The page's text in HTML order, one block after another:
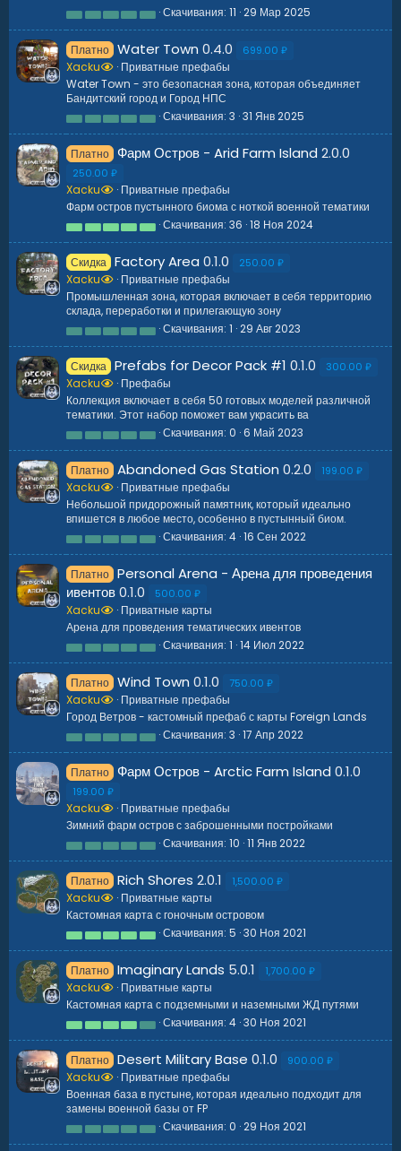
0
.
0
з
в
ё
з
д
Скачивания 11 29 Мар 2025
Платно Water Town 0.4.0 699.00 ₽
Xacku
Приватные префабы
Water Town - это безопасная зона, которая объединяет
Бандитский город и Город НПС
0
.
0
ё
з
Скачивания 3 31 Янв 2025
Платно Фарм Остров - Arid Farm Island 2.0.0
250.00 ₽
Xacku
Приватные префабы
Фарм остров пустынного биома с ноткой военной тематики
5
.
0
з
в
ё
з
д
Скачивания 36 18 Ноя 2024
Скидка Factory Area 0.1.0 250.00 ₽
Xacku
Приватные префабы
Промышленная зона, которая включает в себя территорию
склада, переработки и прилегающую зону
0
.
0
з
в
ё
з
д
Скачивания 1 29 Авг 2023
Скидка Prefabs for Decor Pack #1 0.1.0 300.00 ₽
Xacku
Префабы
Коллекция включает в себя 50 готовых моделей различной
тематики. Этот набор поможет вам украсить ва
0
.
0
з
в
ё
з
д
Скачивания 0 6 Май 2023
Платно Abandoned Gas Station 0.2.0 199.00 ₽
Xacku
Приватные префабы
Небольшой придорожный памятник, который идеально
впишется в любое место, особенно в пустынный биом.
0
.
0
з
в
ё
з
д
Скачивания 4 16 Сен 2022
Платно Personal Arena - Арена для проведения
ивентов0.1.0 500.00 ₽
Xacku
Приватные карты
Арена для проведения тематических ивентов
0
.
0
з
в
ё
з
д
Скачивания 1 14 Июл 2022
Платно Wind Town 0.1.0 750.00 ₽
Xacku
Приватные префабы
Город Ветров - кастомный префаб с карты Foreign Lands
0
.
0
ё
з
д
Скачивания 3 17 Апр 2022
Платно Фарм Остров - Arctic Farm Island 0.1.0
199.00 ₽
Xacku
Приватные префабы
Зимний фарм остров с заброшенными постройками
0
.
0
з
в
ё
з
д
Скачивания 10 11 Янв 2022
Платно Rich Shores 2.0.1 1,500.00 ₽
Xacku
Приватные карты
Кастомная карта с гоночным островом
5
.
0
з
в
ё
з
д
Скачивания 5 30 Ноя 2021
Платно Imaginary Lands 5.0.1 1,700.00 ₽
Xacku
Приватные карты
Кастомная карта с подземными и наземными ЖД путями
4
.
0
з
в
ё
з
д
Скачивания 4 30 Ноя 2021
Платно Desert Military Base 0.1.0 900.00 ₽
Xacku
Приватные префабы
Военная база в пустыне, которая идеально подходит для
замены военной базы от FP
0
.
Скачивания 0 29 Ноя 2021